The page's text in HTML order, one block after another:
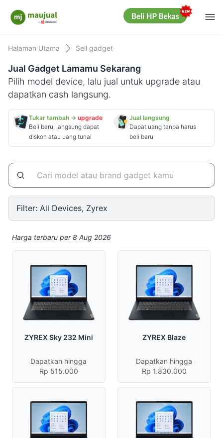
Maujual
Halaman Utama Sell gadget
Jual Gadget Lamamu Sekarang
Pilih model device, lalu jual untuk upgrade atau
dapatkan cash langsung.
Tukar tambah → upgrade
Beli baru, langsung dapat
diskon atau uang tunai
Jual langsung
Dapat uang tanpa harus
beli baru
Filter: All Devices, Zyrex
Harga terbaru per 8 Aug 2026
ZYREX Sky 232 Mini
Dapatkan hingga
Rp 515.000
ZYREX Blaze
Dapatkan hingga
Rp 1.830.000